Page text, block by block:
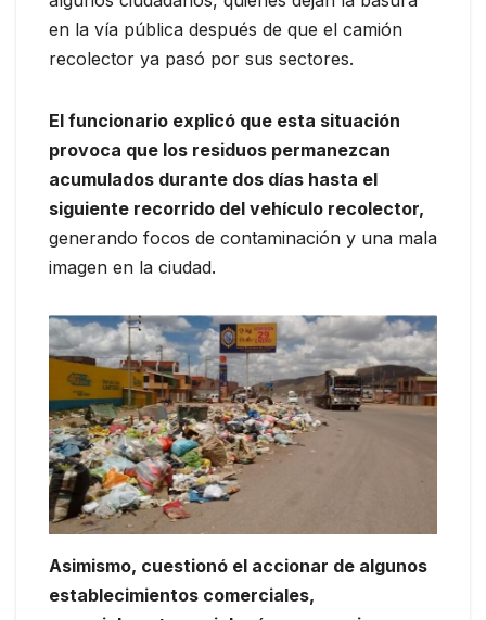
en la vía pública después de que el camión
recolector ya pasó por sus sectores.
El funcionario explicó que esta situación
provoca que los residuos permanezcan
acumulados durante dos días hasta el
siguiente recorrido del vehículo recolector,
generando focos de contaminación y una mala
imagen en la ciudad.
Asimismo, cuestionó el accionar de algunos
establecimientos comerciales,